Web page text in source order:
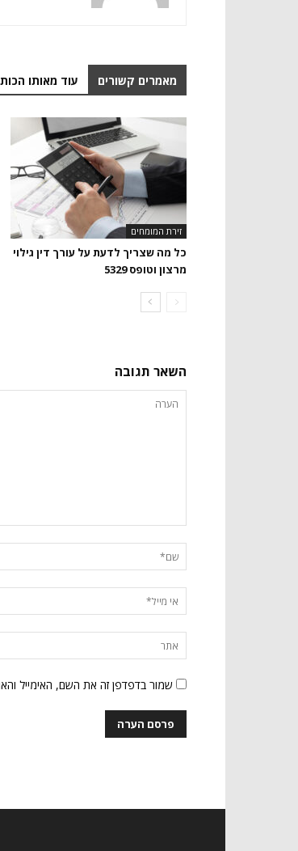
מאמרים קשורים עוד מאותו
זירת המומחים
כל מה שצריך לדעת על עורך דין גילוי
מרצון וטופס 5329
השאר תגובה
שמור בדפדפן זה את השם, האימייל